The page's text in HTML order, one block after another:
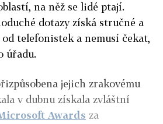
na něž se lidé ptají.
dotazy získá stručné a
telefonistek a nemusí čekat,
úřadu.
jejich zrakovému
v dubnu získala zvláštní
Awards za